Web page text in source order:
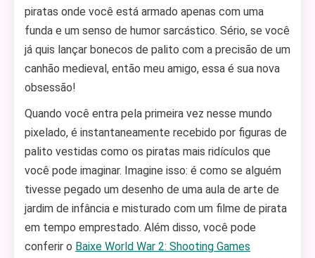
piratas onde você está armado apenas com uma
funda e um senso de humor sarcástico. Sério, se você
já quis lançar bonecos de palito com a precisão de um
canhão medieval, então meu amigo, essa é sua nova
obsessão!
Quando você entra pela primeira vez nesse mundo
pixelado, é instantaneamente recebido por figuras de
palito vestidas como os piratas mais ridículos que
você pode imaginar. Imagine isso: é como se alguém
tivesse pegado um desenho de uma aula de arte de
jardim de infância e misturado com um filme de pirata
em tempo emprestado. Além disso, você pode
conferir o Baixe World War 2: Shooting Games